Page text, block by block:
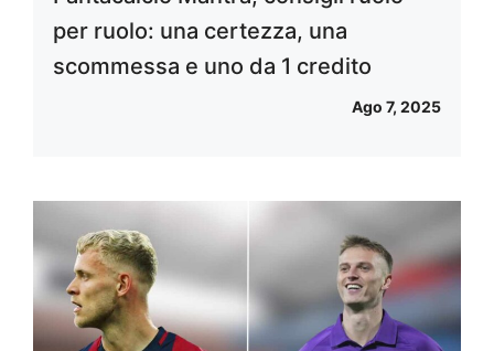
per ruolo: una certezza, una
scommessa e uno da 1 credito
Ago 7, 2025